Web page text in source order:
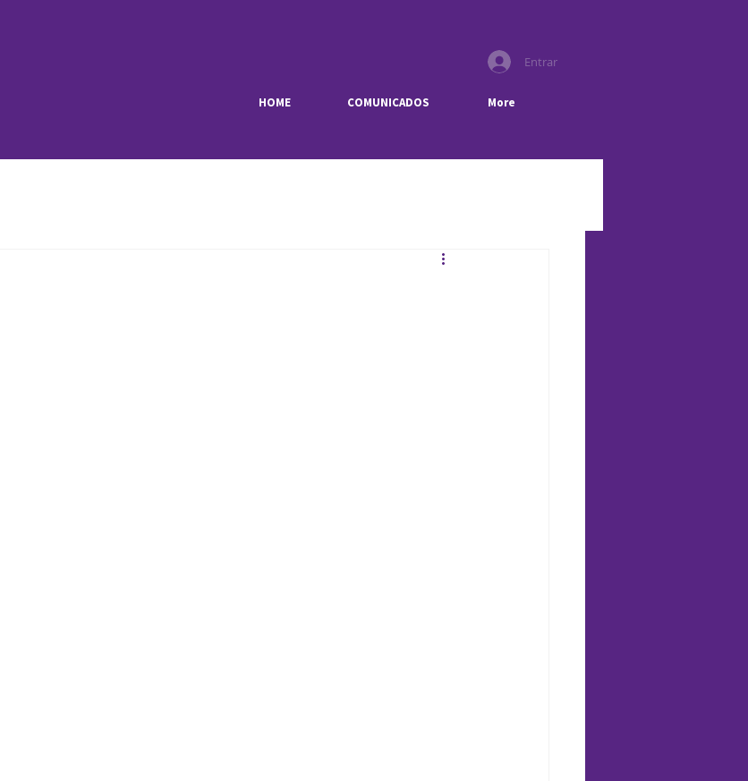
Entrar
HOME COMUNICADOS More